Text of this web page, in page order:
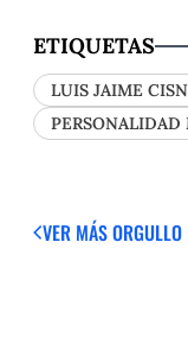
ETIQUETAS
LUIS JAIME
PERSONALIDAD
VER MÁS